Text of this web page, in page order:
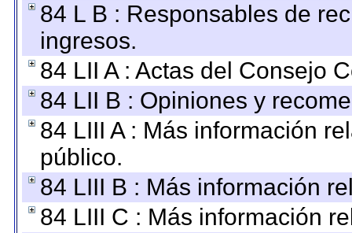
84 L B : Responsables de
ingresos.
84 LII A : Actas del Consejo
84 LII B : Opiniones y
84 LIII A : Más información
público.
84 LIII B : Más información
84 LIII C : Más información